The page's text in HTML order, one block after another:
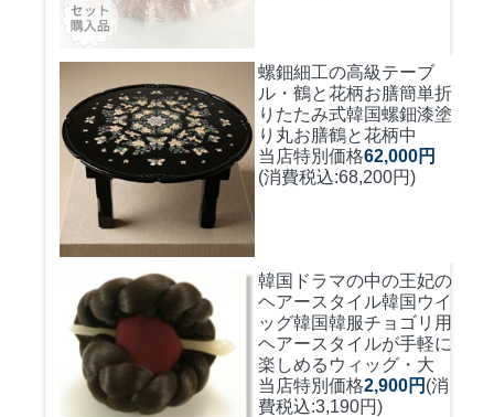
螺鈿細工の高級テーブ
ル・鶴と花柄お膳簡単折
りたたみ式韓国螺鈿漆塗
り丸お膳鶴と花柄中
当店特別価格62,000円
(消費税込:68,200円)
韓国ドラマの中の王妃の
ヘアースタイル韓国ウイ
ッグ韓国韓服チョゴリ用
ヘアースタイルが手軽に
楽しめるウィッグ・大
当店特別価格2,900円 (消
費税込:3,190円)